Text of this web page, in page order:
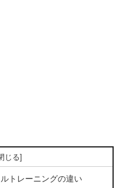
トレーニングの違い